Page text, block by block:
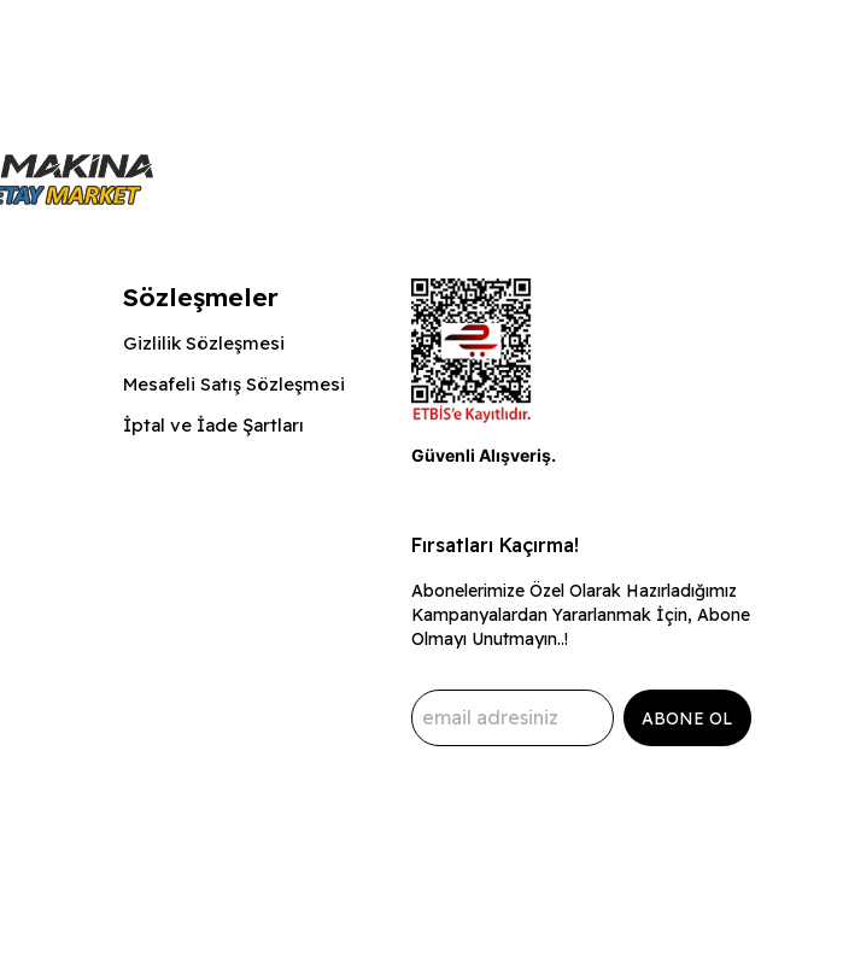
Sözleşmeler
Gizlilik Sözleşmesi
Mesafeli Satış Sözleşmesi
İptal ve İade Şartları
Güvenli Alışveriş.
Fırsatları Kaçırma!
Abonelerimize Özel Olarak Hazırladığımız
Kampanyalardan Yararlanmak İçin, Abone
Olmayı Unutmayın..!
ABONE OL